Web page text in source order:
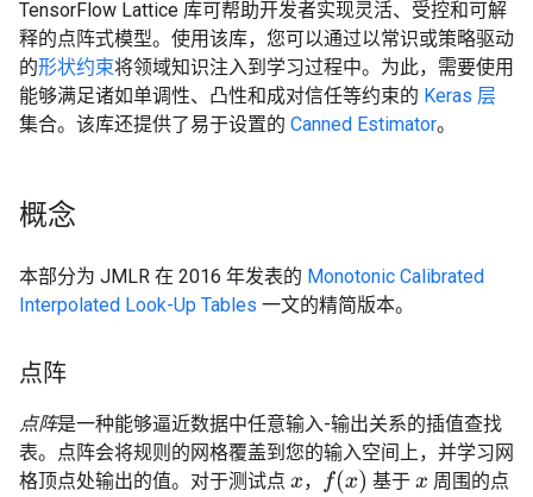
TensorFlow Lattice 库可帮助开发者实现灵活、受控和可解
释的点阵式模型。使用该库，您可以通过以常识或策略驱动
的形状约束将领域知识注入到学习过程中。为此，需要使用
能够满足诸如单调性、凸性和成对信任等约束的 Keras 层
集合。该库还提供了易于设置的 Canned Estimator。
概念
本部分为 JMLR 在 2016 年发表的 Monotonic Calibrated
Interpolated Look-Up Tables 一文的精简版本。
点阵
点阵是一种能够逼近数据中任意输入-输出关系的插值查找
表。点阵会将规则的网格覆盖到您的输入空间上，并学习网
格顶点处输出的值。对于测试点 x ， f(x) 基于 x 周围的点